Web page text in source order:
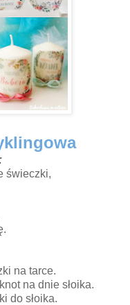
świeczki,
na tarce.
na dnie słoika.
do słoika.